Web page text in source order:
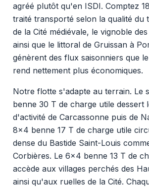
agréé plutôt qu'en ISDI. Comptez
traité transporté selon la qualité du
de la Cité médiévale, le vignoble
ainsi que le littoral de Gruissan à
génèrent des flux saisonniers que
rend nettement plus économiques.
Notre flotte s'adapte au terrain. Le
benne 30 T de charge utile dessert
d'activité de Carcassonne puis de
8x4 benne 17 T de charge utile
dense du Bastide Saint-Louis
Corbières. Le 6x4 benne 13 T de
accède aux villages perchés des
ainsi qu'aux ruelles de la Cité.